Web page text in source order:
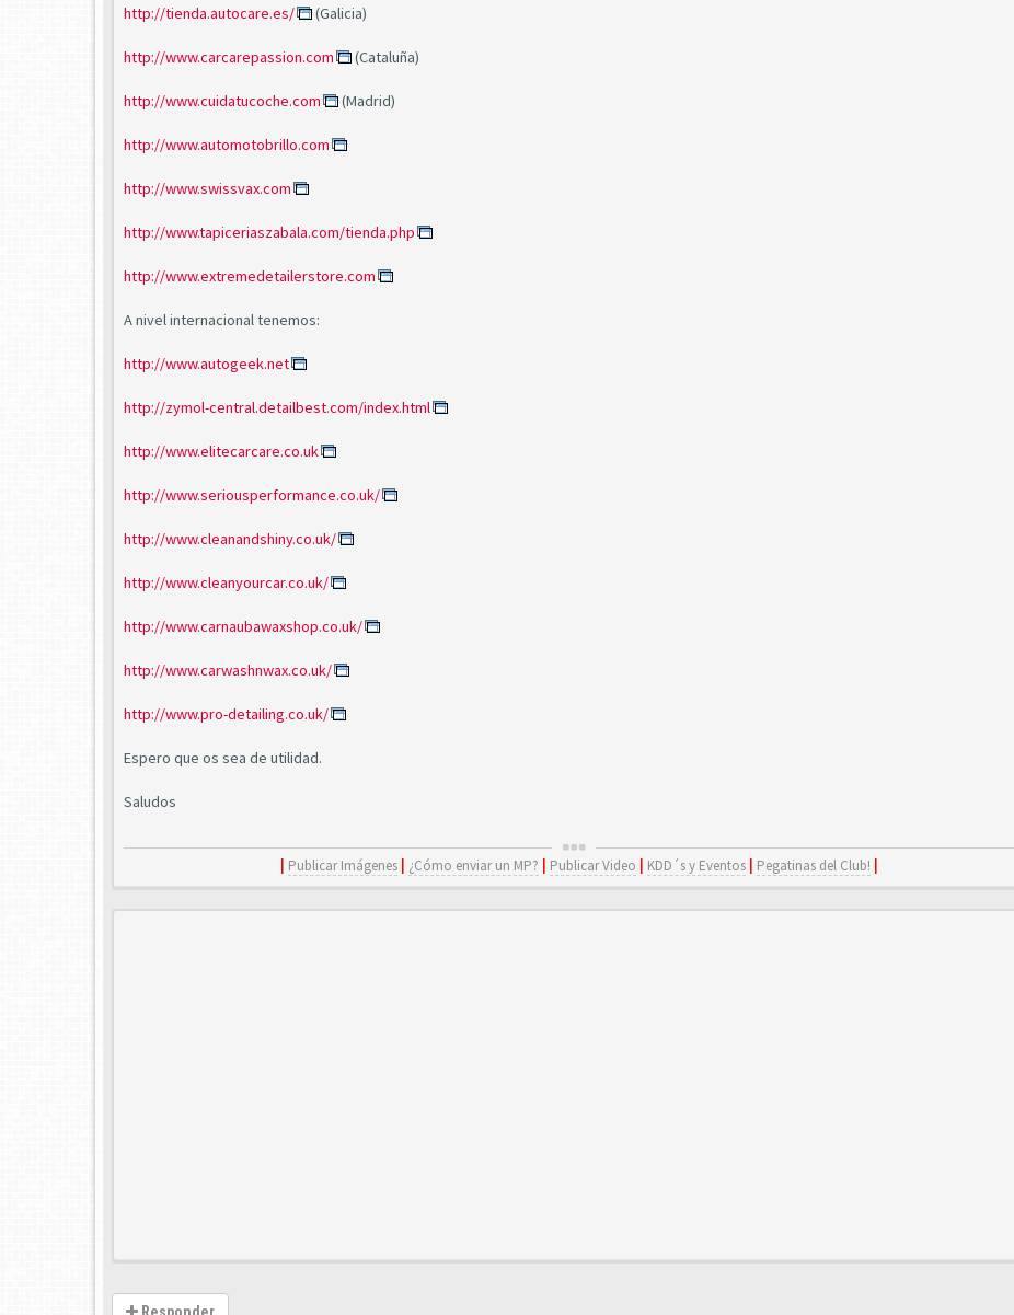
http://tienda.autocare.es/ (Galicia)
http://www.carcarepassion.com (Cataluña)
http://www.cuidatucoche.com (Madrid)
http://www.automotobrillo.com
http://www.swissvax.com
http://www.tapiceriaszabala.com/tienda.php
http://www.extremedetailerstore.com
A nivel internacional tenemos:
http://www.autogeek.net
http://zymol-central.detailbest.com/index.html
http://www.elitecarcare.co.uk
http://www.seriousperformance.co.uk/
http://www.cleanandshiny.co.uk/
http://www.cleanyourcar.co.uk/
http://www.carnaubawaxshop.co.uk/
http://www.carwashnwax.co.uk/
http://www.pro-detailing.co.uk/
Espero que os sea de utilidad.
Saludos
Publicar Imágenes ¿Cómo enviar un MP? Publicar Video KDD´s y Eventos Pegatinas del Club!